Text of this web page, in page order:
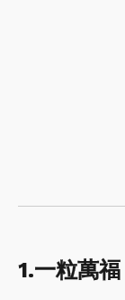
1.一粒萬福